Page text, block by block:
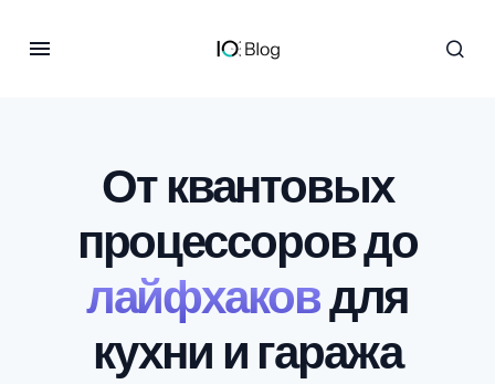
От квантовых
процессоров до
лайфхаковдля
кухни и гаража